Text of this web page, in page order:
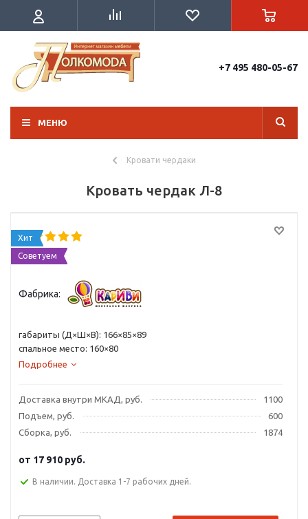
+7 495 480-05-67
МЕНЮ
Кровати чердаки
Кровать чердак Л-8
Хит
Советуем
Фабрика:
габариты (Д×Ш×В): 166×85×89
спальное место: 160×80
Подробнее
Доставка внутри МКАД, руб.
1100
Подъем, руб.
600
Сборка, руб.
1874
от 17 910 руб.
В наличии. Доставка 1-7 рабочих дней.